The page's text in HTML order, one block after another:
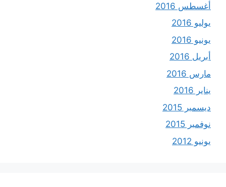
أغسطس 2016
يوليو 2016
يونيو 2016
أبريل 2016
مارس 2016
يناير 2016
ديسمبر 2015
نوفمبر 2015
يونيو 2012